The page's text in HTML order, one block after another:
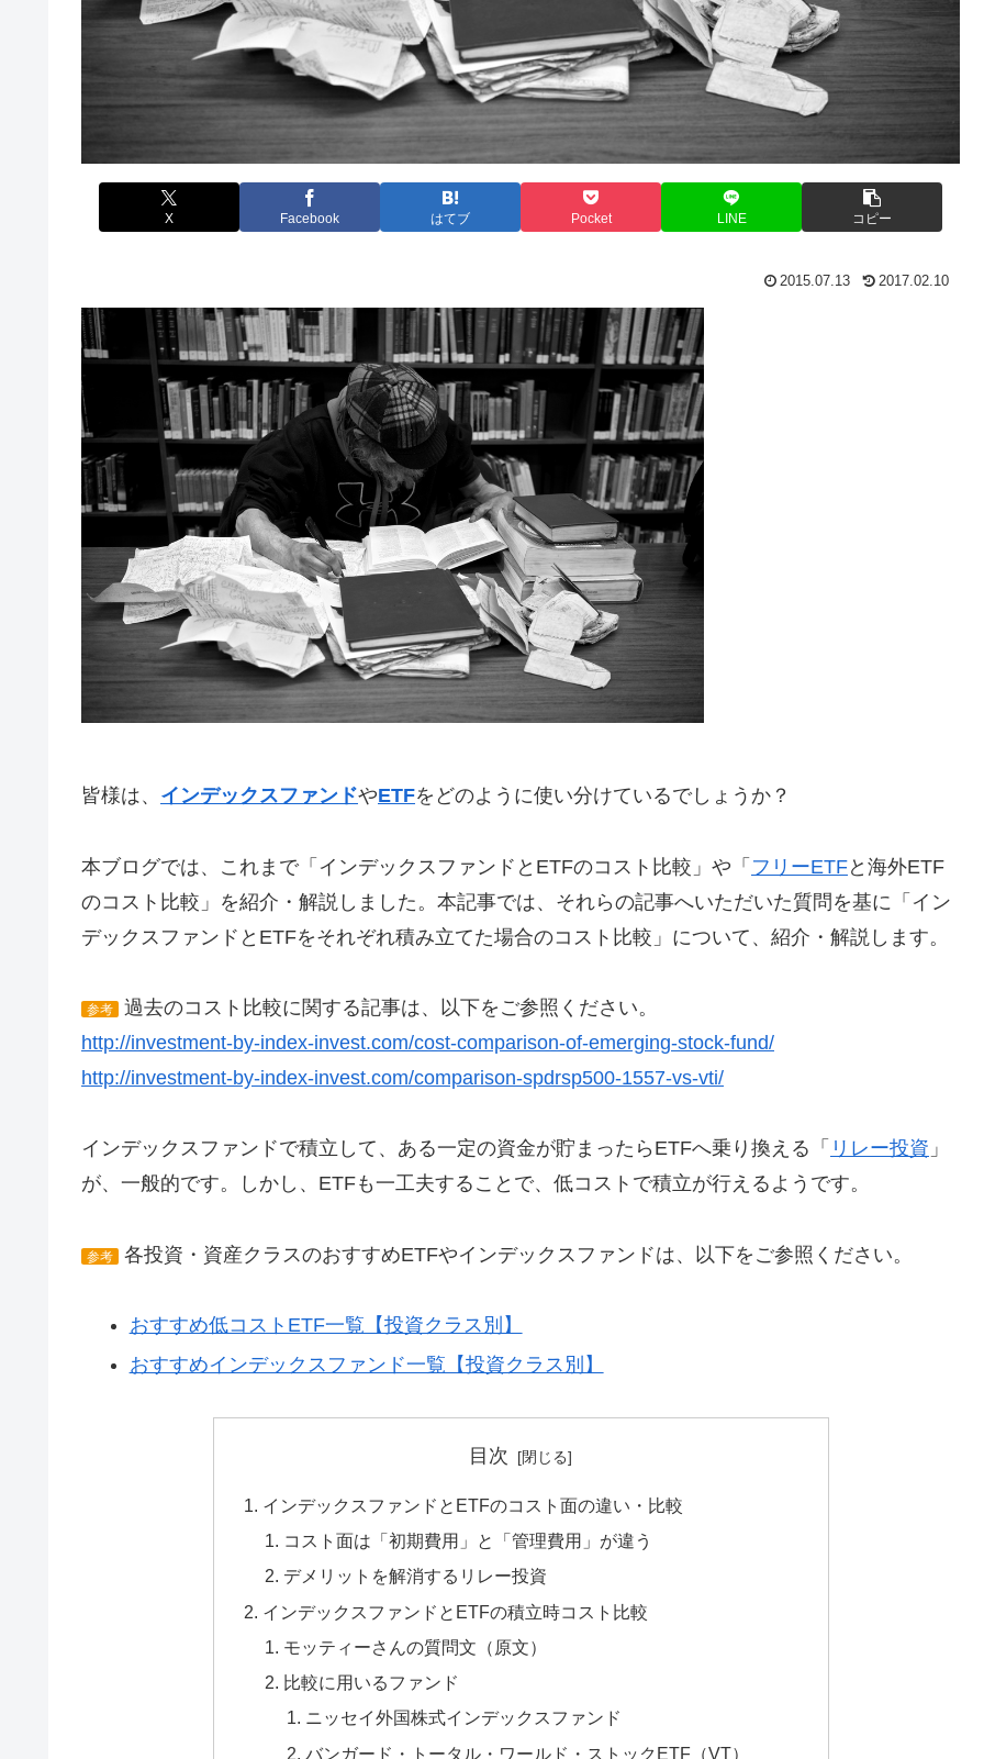
X Facebook はてブ Pocket LINE コピー
2015.07.13 2017.02.10
皆様は、 インデックスファンドやETFをどのように使い分けているでしょうか？
本ブログでは、これまで「インデックスファンドとETFのコスト比較」や「 フリーETFと海外ETF
のコスト比較」を紹介・解説しました。本記事では、それらの記事へいただいた質問を基に「イン
デックスファンドとETFをそれぞれ積み立てた場合のコスト比較」について、紹介・解説します。
参考
過去のコスト比較に関する記事は、以下をご参照ください。
http://investment-by-index-invest.com/cost-comparison-of-emerging-stock-fund/
http://investment-by-index-invest.com/comparison-spdrsp500-1557-vs-vti/
インデックスファンドで積立して、ある一定の資金が貯まったらETFへ乗り換える「 リレー投資 」
が、一般的です。しかし、ETFも一工夫することで、低コストで積立が行えるようです。
参考 各投資・資産クラスのおすすめETFやインデックスファンドは、以下をご参照ください。
おすすめ低コストETF一覧【投資クラス別】
おすすめインデックスファンド一覧【投資クラス別】
目次
インデックスファンドとETFのコスト面の違い・比較
コスト面は「初期費用」と「管理費用」が違う
デメリットを解消するリレー投資
インデックスファンドとETFの積立時コスト比較
モッティーさんの質問文（原文）
比較に用いるファンド
ニッセイ外国株式インデックスファンド
バンガード・トータル・ワールド・ストックETF（VT）